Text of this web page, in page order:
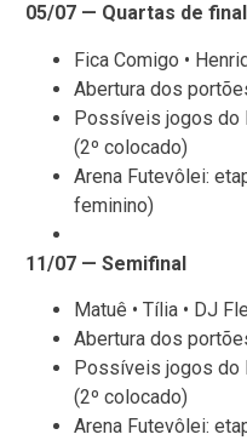
05/07 — Quartas de final
Fica Comigo •
Abertura dos
Possíveis jogos do
(2º colocado)
Arena Futevôlei:
feminino)
11/07 — Semifinal
Matuê • Tília • DJ
Abertura dos
Possíveis jogos do
(2º colocado)
Arena Futevôlei: